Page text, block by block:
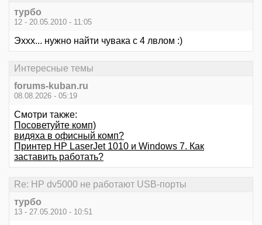
турбо
12 - 20.05.2010 - 11:05
Эххх... нужно найти чувака с 4 лвлом :)
Интересные темы
forums-kuban.ru
08.08.2026 - 05:19
Смотри также:
Посоветуйте комп)
видяха в офисный комп?
Принтер HP LaserJet 1010 и Windows 7. Как
заставить работать?
Re: HP dv5000 не работают USB-порты
турбо
13 - 27.05.2010 - 10:51